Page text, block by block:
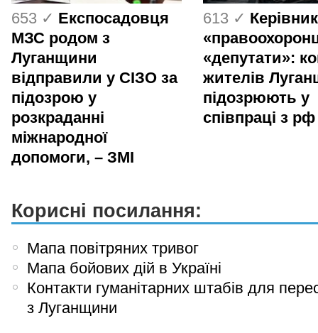
653 ✓ Експосадовця
МЗС родом з
Луганщини
відправили у СІЗО за
підозрою у
розкраданні
міжнародної
допомоги, – ЗМІ
613 ✓
«депутати»:
жителів
підозрюють у
співпраці з рф
Корисні посилання:
Мапа повітряних тривог
Мапа бойових дій в Україні
Контакти гуманітарних штабів для
з Луганщини